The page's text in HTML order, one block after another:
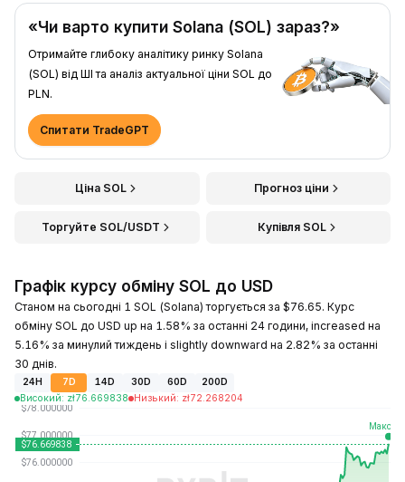
«Чи варто купити Solana (SOL) зараз?»
Отримайте глибоку аналітику ринку Solana
(SOL) від ШІ та аналіз актуальної ціни SOL до
PLN.
Спитати TradeGPT
Ціна SOL Прогноз ціни
Торгуйте SOL/USDT Купівля SOL
Графік курсу обміну SOL до USD
Станом на сьогодні 1 SOL (Solana) торгується за $76.65. Курс
обміну SOL до USD up на 1.58% за останні 24 години, increased на
5.16% за минулий тиждень і slightly downward на 2.82% за останні
30 днів.
24H 7D 14D 30D 60D
200D
Високий: zł76.669838 Низький: zł72.268204